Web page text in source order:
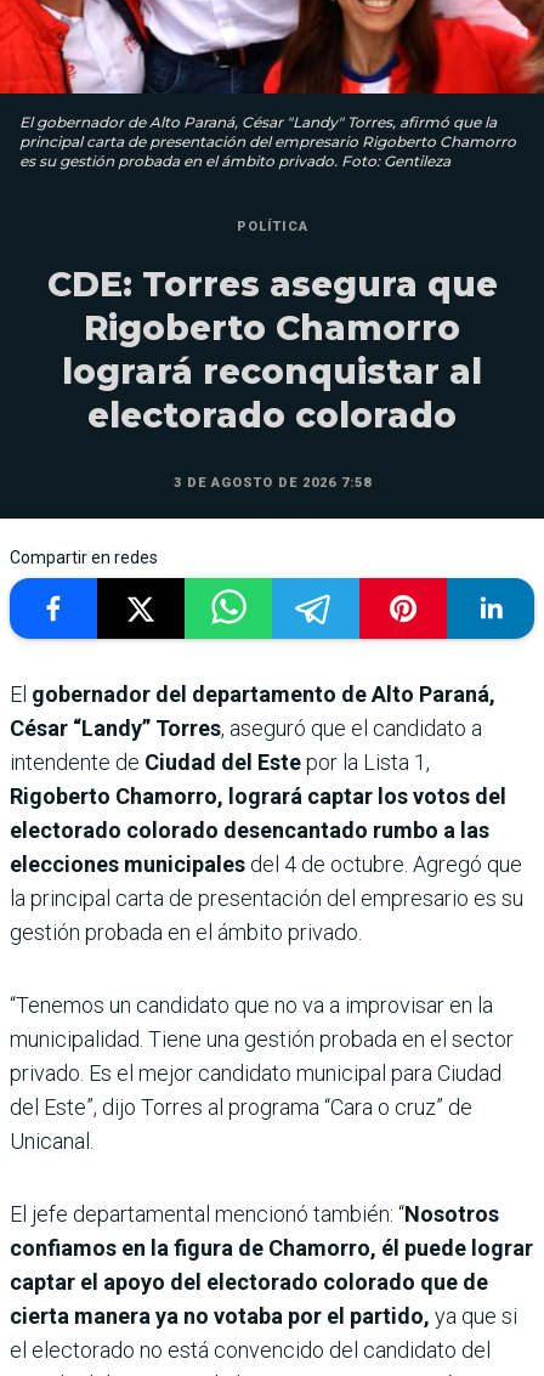
El gobernador de Alto Paraná, César "Landy" Torres, afirmó que la
principal carta de presentación del empresario Rigoberto Chamorro
es su gestión probada en el ámbito privado. Foto: Gentileza
POLÍTICA
CDE: Torres asegura que
Rigoberto Chamorro
logrará reconquistar al
electorado colorado
3 DE AGOSTO DE 2026 7:58
Compartir en redes
El gobernador del departamento de Alto Paraná,
César “Landy” Torres, aseguró que el candidato a
intendente de Ciudad del Estepor la Lista 1,
Rigoberto Chamorro, logrará captar los votos del
electorado colorado desencantado rumbo a las
elecciones municipales del 4 de octubre. Agregó que
la principal carta de presentación del empresario es su
gestión probada en el ámbito privado.
“Tenemos un candidato que no va a improvisar en la
municipalidad. Tiene una gestión probada en el sector
privado. Es el mejor candidato municipal para Ciudad
del Este”, dijo Torres al programa “Cara o cruz” de
Unicanal.
El jefe departamental mencionó también: “Nosotros
confiamos en la figura de Chamorro, él puede lograr
captar el apoyo del electorado colorado que de
cierta manera ya no votaba por el partido, ya que si
el electorado no está convencido del candidato del